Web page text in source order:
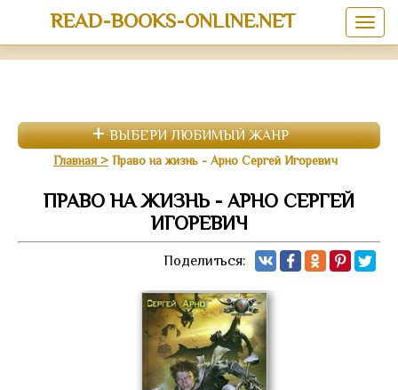
READ-BOOKS-ONLINE.NET
ВЫБЕРИ ЛЮБИМЫЙ ЖАНР
Главная Право на жизнь - Арно Сергей Игоревич
ПРАВО НА ЖИЗНЬ - АРНО СЕРГЕЙ
ИГОРЕВИЧ
Поделиться: